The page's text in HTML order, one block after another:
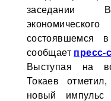
заседании
состоявшемся в
сообщает пресс-
Выступая на
Токаев
новый импульс